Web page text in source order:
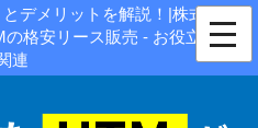
デメリットを解説！|株式会社じ
格安リース販売 - お役立ち情報
連